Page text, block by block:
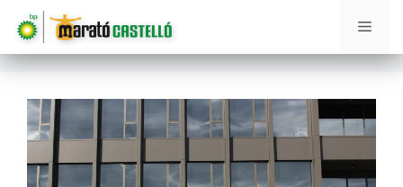
Saltar
contenido
Menú